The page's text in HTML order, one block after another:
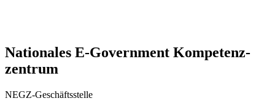
Natio­na­les E-Government Kom­pe­tenz­
zen­trum
NEGZ-Geschäftsstelle